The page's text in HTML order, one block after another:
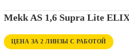
Mekk AS 1,6 Supra Lite
ЦЕНА ЗА 2 ЛИНЗЫ С РАБОТОЙ